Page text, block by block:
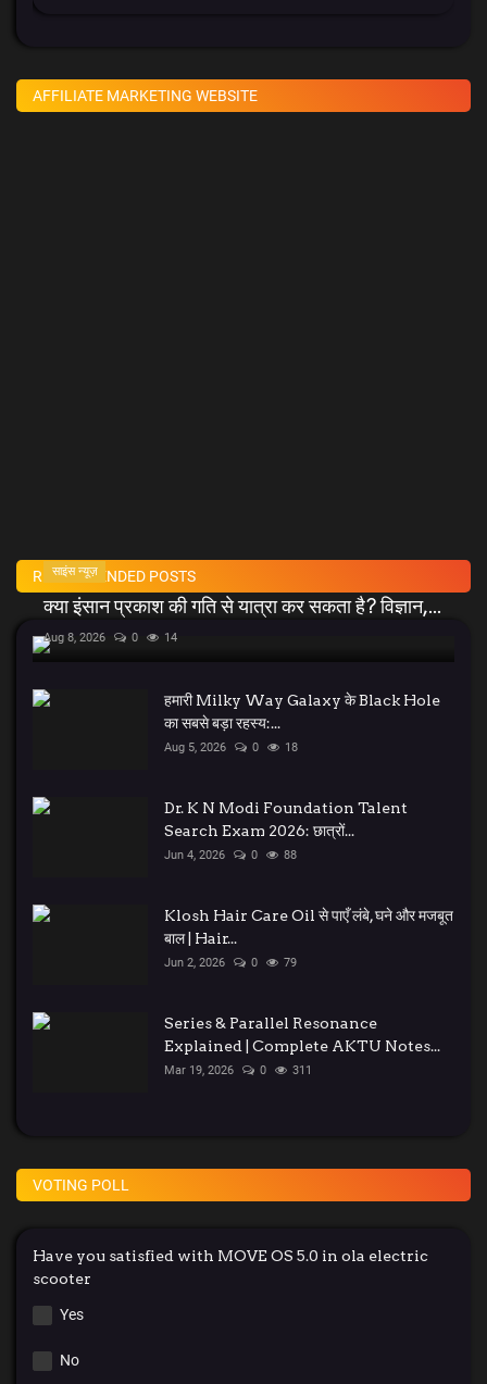
AFFILIATE MARKETING WEBSITE
RECOMMENDED POSTS
साइंस न्यूज़
क्या इंसान प्रकाश की गति से यात्रा कर सकता है? विज्ञान,...
Aug 8, 2026 0 14
हमारी Milky Way Galaxy के Black Hole
का सबसे बड़ा रहस्य:...
Aug 5, 2026 0 18
Dr. K N Modi Foundation Talent
Search Exam 2026: छात्रों...
Jun 4, 2026 0 88
Klosh Hair Care Oil से पाएँ लंबे, घने और मजबूत
बाल | Hair...
Jun 2, 2026 0 79
Series & Parallel Resonance
Explained | Complete AKTU Notes...
Mar 19, 2026 0 311
VOTING POLL
Have you satisfied with MOVE OS 5.0 in ola electric
scooter
Yes
No